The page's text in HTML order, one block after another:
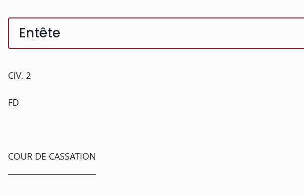
Entête
CIV. 2
FD
COUR DE CASSATION